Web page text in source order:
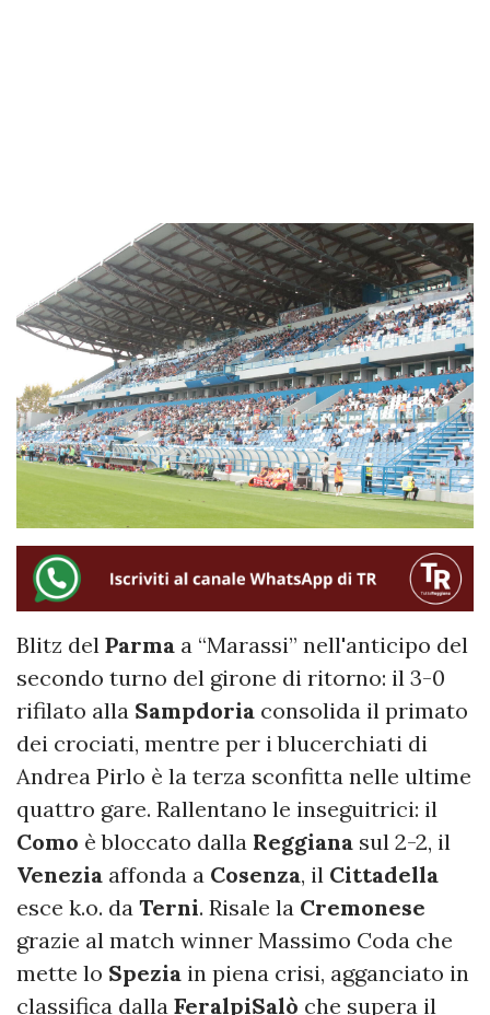
Blitz del Parma a “Marassi” nell'anticipo del
secondo turno del girone di ritorno: il 3-0
rifilato alla Sampdoria consolida il primato
dei crociati, mentre per i blucerchiati di
Andrea Pirlo è la terza sconfitta nelle ultime
quattro gare. Rallentano le inseguitrici: il
Como è bloccato dalla Reggiana sul 2-2, il
Venezia affonda a Cosenza, il Cittadella
esce k.o. da Terni. Risale la Cremonese
grazie al match winner Massimo Coda che
mette lo Spezia in piena crisi, agganciato in
classifica dalla FeralpiSalò che supera il